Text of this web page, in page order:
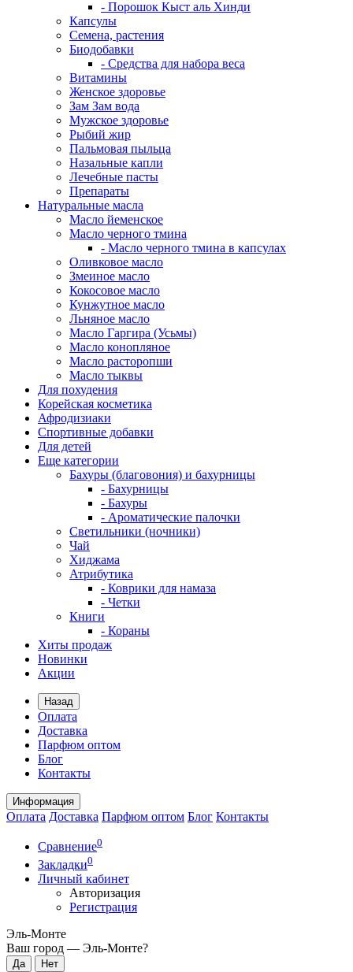
- Порошок Кыст аль Хинди
Капсулы
Семена, растения
Биодобавки
- Средства для набора веса
Витамины
Женское здоровье
Зам Зам вода
Мужское здоровье
Рыбий жир
Пальмовая пыльца
Назальные капли
Лечебные пасты
Препараты
Натуральные масла
Масло йеменское
Масло черного тмина
- Масло черного тмина в капсулах
Оливковое масло
Змеиное масло
Кокосовое масло
Кунжутное масло
Льняное масло
Масло Гаргира (Усьмы)
Масло конопляное
Масло расторопши
Масло тыквы
Для похудения
Корейская косметика
Афродизиаки
Спортивные добавки
Для детей
Еще категории
Бахуры (благовония) и бахурницы
- Бахурницы
- Бахуры
- Ароматические палочки
Светильники (ночники)
Чай
Хиджама
Атрибутика
- Коврики для намаза
- Четки
Книги
- Кораны
Хиты продаж
Новинки
Акции
Назад
Оплата
Доставка
Парфюм оптом
Блог
Контакты
Информация
Оплата Доставка Парфюм оптом Блог Контакты
Сравнение0
Закладки0
Личный кабинет
Авторизация
Регистрация
Эль-Монте
Ваш город — Эль-Монте?